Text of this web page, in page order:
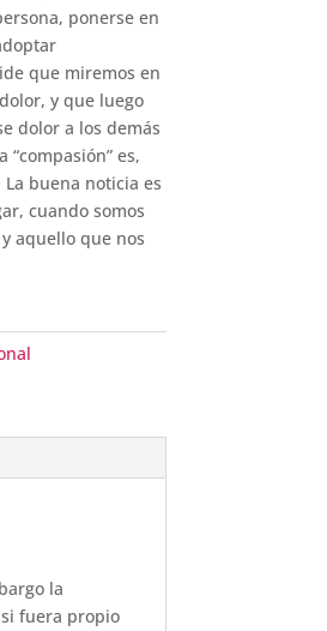
ponerse en
que miremos en
y que luego
dolor a los demás
es,
buena noticia es
cuando somos
aquello que nos
la
fuera propio